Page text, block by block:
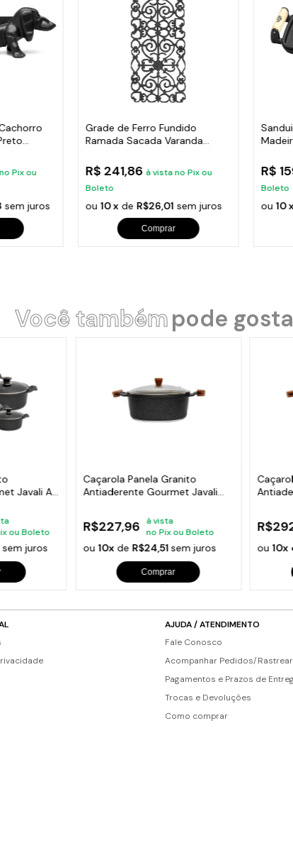
Pix ou
sem juros
Grade de Ferro Fundido
Ramada Sacada Varanda
R$ 241,86 à vista no Pix ou
Boleto
ou10 x de R$26,01 sem juros
Comprar
R$
Boleto
ou10 x
Você tambémpode
Javali AA
ou Boleto
sem juros
Caçarola Panela Granito
Antiaderente Gourmet Javali
R$227,96
à vista
no Pix ou Boleto
ou10x de R$24,51sem juros
Comprar
ou10x
AJUDA / ATENDIMENTO
Fale Conosco
Acompanhar Pedidos/Rastrear
Pagamentos e Prazos de
Trocas e Devoluções
Como comprar